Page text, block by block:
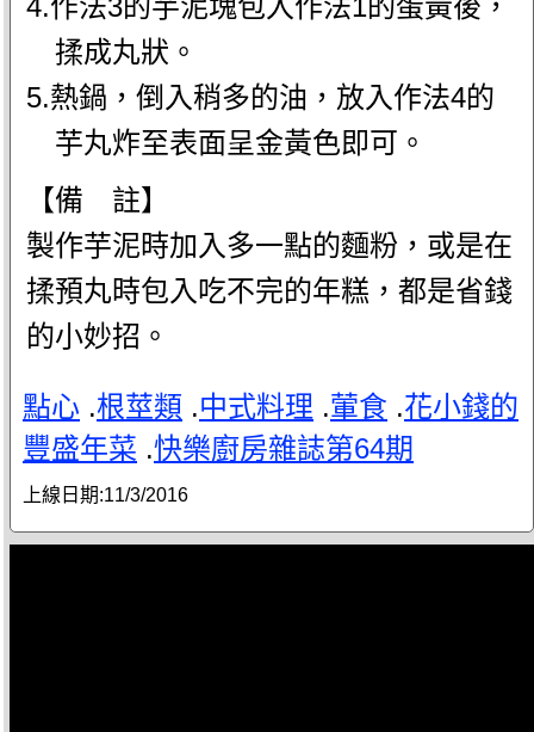
揉成丸狀。
5.熱鍋，倒入稍多的油，放入作法4的
芋丸炸至表面呈金黃色即可。
【備 註】
製作芋泥時加入多一點的麵粉，或是在
揉預丸時包入吃不完的年糕，都是省錢
的小妙招。
點心 .根莖類 .中式料理 .葷食 .花小錢的
豐盛年菜 .快樂廚房雜誌第64期
上線日期:11/3/2016